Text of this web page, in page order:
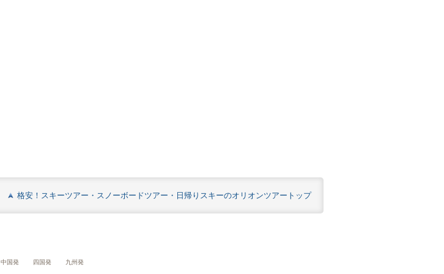
格安！スキーツアー・スノーボードツアー・日帰りスキーのオリオンツアートップ
中国発 四国発 九州発